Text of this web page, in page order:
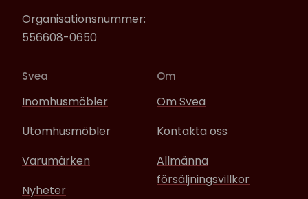
Organisationsnummer:
556608-0650
Svea
Inomhusmöbler
Utomhusmöbler
Varumärken
Nyheter
Om
Om Svea
Kontakta oss
Allmänna
försäljningsvillkor